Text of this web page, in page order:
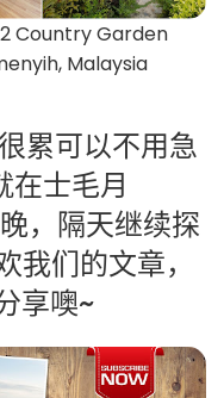
Country Garden
Malaysia
累可以不用急
在士毛月
，隔天继续探
我们的文章，
享噢~